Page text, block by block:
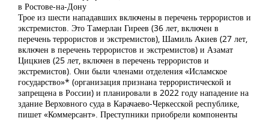
в Ростове-на-Дону
Трое из шести нападавших включены в перечень террористов и
экстремистов. Это Тамерлан Гиреев (36 лет, включен в
перечень террористов и экстремистов), Шамиль Акиев (27 лет,
включен в перечень террористов и экстремистов) и Азамат
Цицкиев (25 лет, включен в перечень террористов и
экстремистов). Они были членами отделения «Исламское
государство»* (организация признана террористической и
запрещена в России) и планировали в 2022 году нападение на
здание Верховного суда в Карачаево-Черкесской республике,
пишет «Коммерсант». Преступники приобрели компоненты